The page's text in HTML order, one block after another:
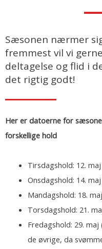
Sæsonen nærmer
fremmest vil vi
deltagelse og flid i
det rigtig godt!
Her er datoerne for
forskellige hold
Tirsdagshold: 12. maj
Onsdagshold: 14. maj
Mandagshold: 18. maj
Torsdagshold: 21.
Fredagshold: 29.
de øvrige, da